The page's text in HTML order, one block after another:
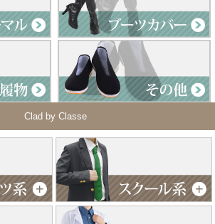
Clad by Classe